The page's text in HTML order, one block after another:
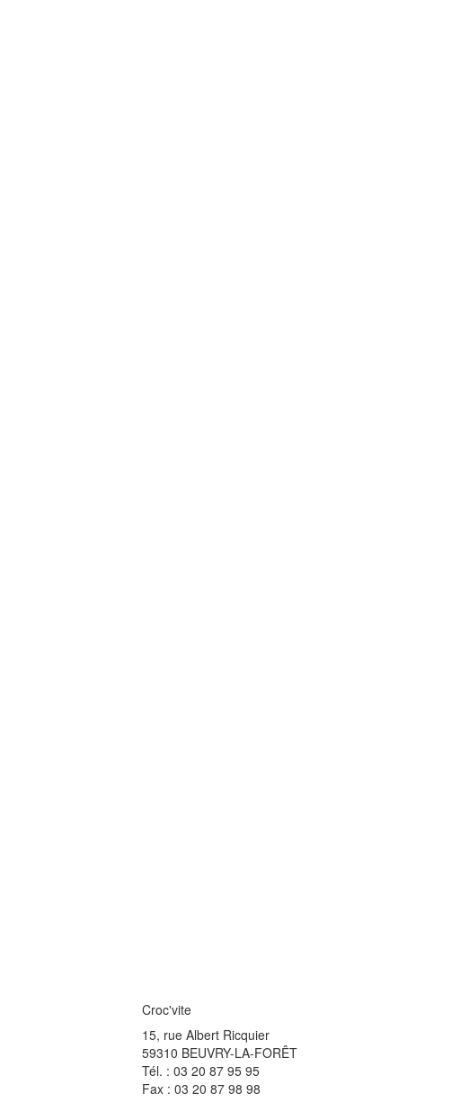
Croc'vite
15, rue Albert Ricquier
59310 BEUVRY-LA-FORÊT
Tél. : 03 20 87 95 95
Fax : 03 20 87 98 98